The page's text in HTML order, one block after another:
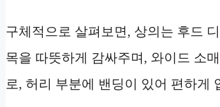
구체적으로 살펴보면, 상의는 후드
목을 따뜻하게 감싸주며, 와이드 소
로, 허리 부분에 밴딩이 있어 편하게